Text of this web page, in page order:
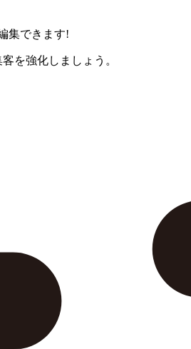
集できます!
を強化しましょう。